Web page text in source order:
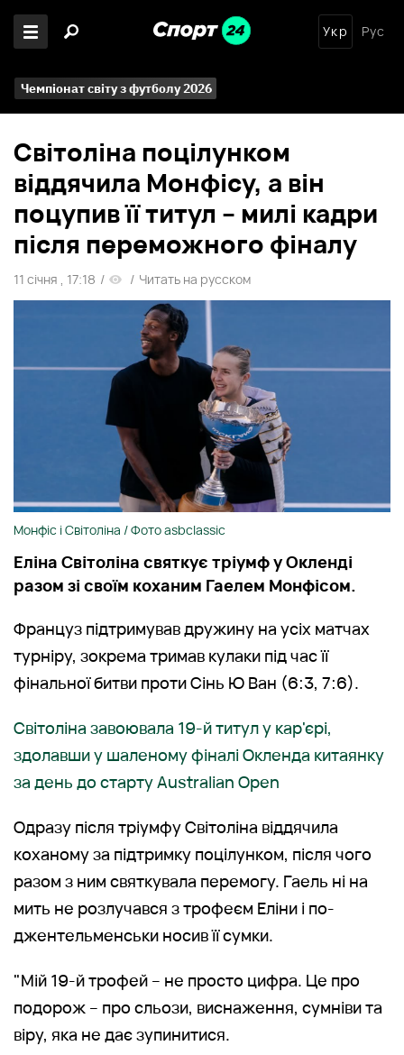
Укр Рус
Чемпіонат світу з футболу 2026
Світоліна поцілунком
віддячила Монфісу, а він
поцупив її титул – милі кадри
після переможного фіналу
11 січня , 17:18 / / Читать на русском
Монфіс і Світоліна / Фото asbclassic
Еліна Світоліна святкує тріумф у Окленді
разом зі своїм коханим Гаелем Монфісом.
Француз підтримував дружину на усіх матчах
турніру, зокрема тримав кулаки під час її
фінальної битви проти Сінь Ю Ван (6:3, 7:6).
Світоліна завоювала 19-й титул у кар'єрі,
здолавши у шаленому фіналі Окленда китаянку
за день до старту Australian Open
Одразу після тріумфу Світоліна віддячила
коханому за підтримку поцілунком, після чого
разом з ним святкувала перемогу. Гаель ні на
мить не розлучався з трофеєм Еліни і по-
джентельменськи носив її сумки.
"Мій 19-й трофей – не просто цифра. Це про
подорож – про сльози, виснаження, сумніви та
віру, яка не дає зупинитися.